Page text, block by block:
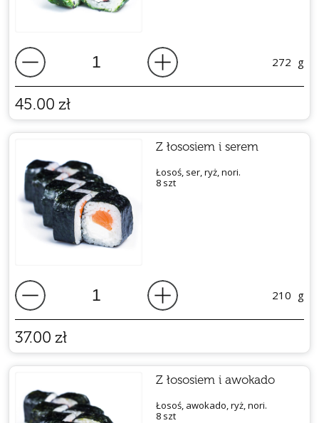
272 g
45.00 zł
Z łososiem i serem
Łosoś, ser, ryż, nori.
8 szt
210 g
37.00 zł
Z łososiem i awokado
Łosoś, awokado, ryż, nori.
8 szt